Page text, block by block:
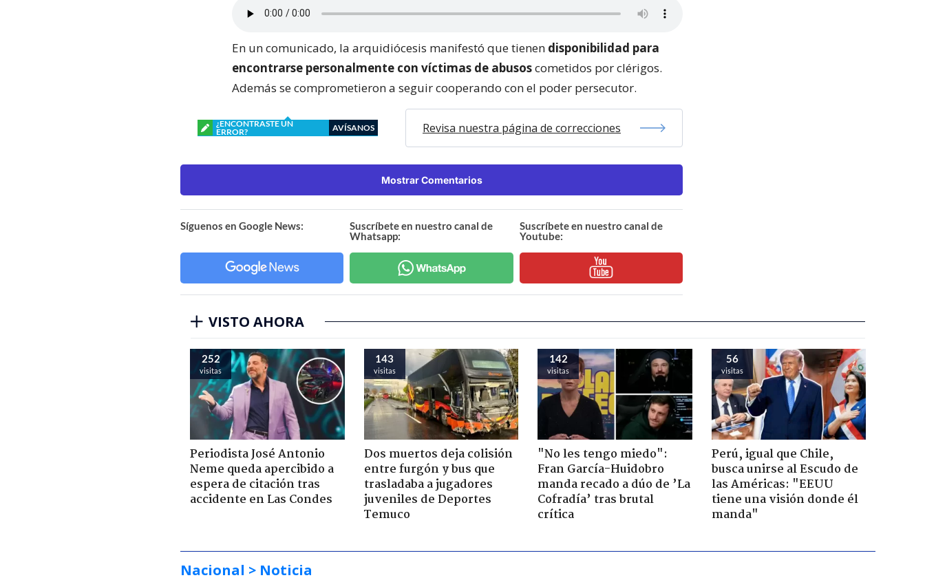
En un comunicado, la arquidiócesis manifestó que tienen disponibilidad para
encontrarse personalmente con víctimas de abusoscometidos por clérigos.
Además se comprometieron a seguir cooperando con el poder persecutor.
¿ENCONTRASTE UN
ERROR?
AVÍSANOS Revisa nuestra página de correcciones
Mostrar Comentarios
Síguenos en Google News:
Suscríbete en nuestro canal de
Whatsapp:
Suscríbete en nuestro canal de
Youtube:
VISTO AHORA
252
visitas
Periodista José Antonio
Neme queda apercibido a
espera de citación tras
accidente en Las Condes
143
visitas
Dos muertos deja colisión
entre furgón y bus que
trasladaba a jugadores
juveniles de Deportes
Temuco
142
visitas
"No les tengo miedo":
Fran García-Huidobro
manda recado a dúo de ’La
Cofradía’ tras brutal
crítica
56
visitas
Perú, igual que Chile,
busca unirse al Escudo de
las Américas: "EEUU
tiene una visión donde él
manda"
Nacional > Noticia